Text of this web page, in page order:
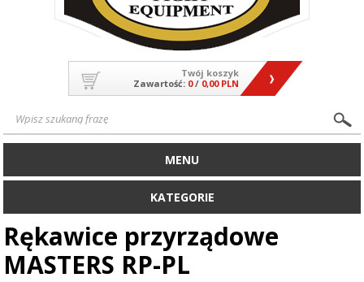
Twój koszyk
Zawartość: 0/ 0,00 PLN
MENU
KATEGORIE
Rękawice przyrządowe
MASTERS RP-PL